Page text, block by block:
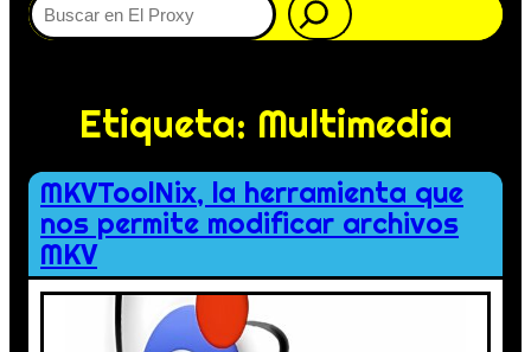
Etiqueta: Multimedia
MKVToolNix, la herramienta que
nos permite modificar archivos
MKV